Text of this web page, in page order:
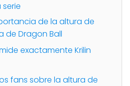
de la altura de
de Dragon Ball
exactamente Krilin
fans sobre la altura de